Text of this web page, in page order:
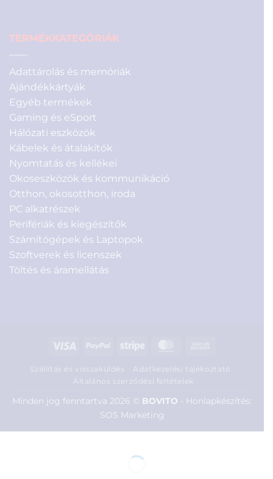
TERMÉKKATEGÓRIÁK
Adattárolás és memóriák
Ajándékkártyák
Egyéb termékek
Gaming és eSport
Hálózati eszközök
Kábelek és átalakítók
Nyomtatás és kellékei
Okoseszközök és kommunikáció
Otthon, okosotthon, iroda
PC alkatrészek
Perifériák és kiegészítők
Számítógépek és Laptopok
Szoftverek és licenszek
Töltés és áramellátás
Visa PayPal Stripe MasterCard
Delivery
Szállítás és visszaküldés
Adatkezelési tájékoztató
Általános szerződési feltételek
Minden jog fenntartva 2026 © BOVITO - Honlapkészítés:
SOS Marketing